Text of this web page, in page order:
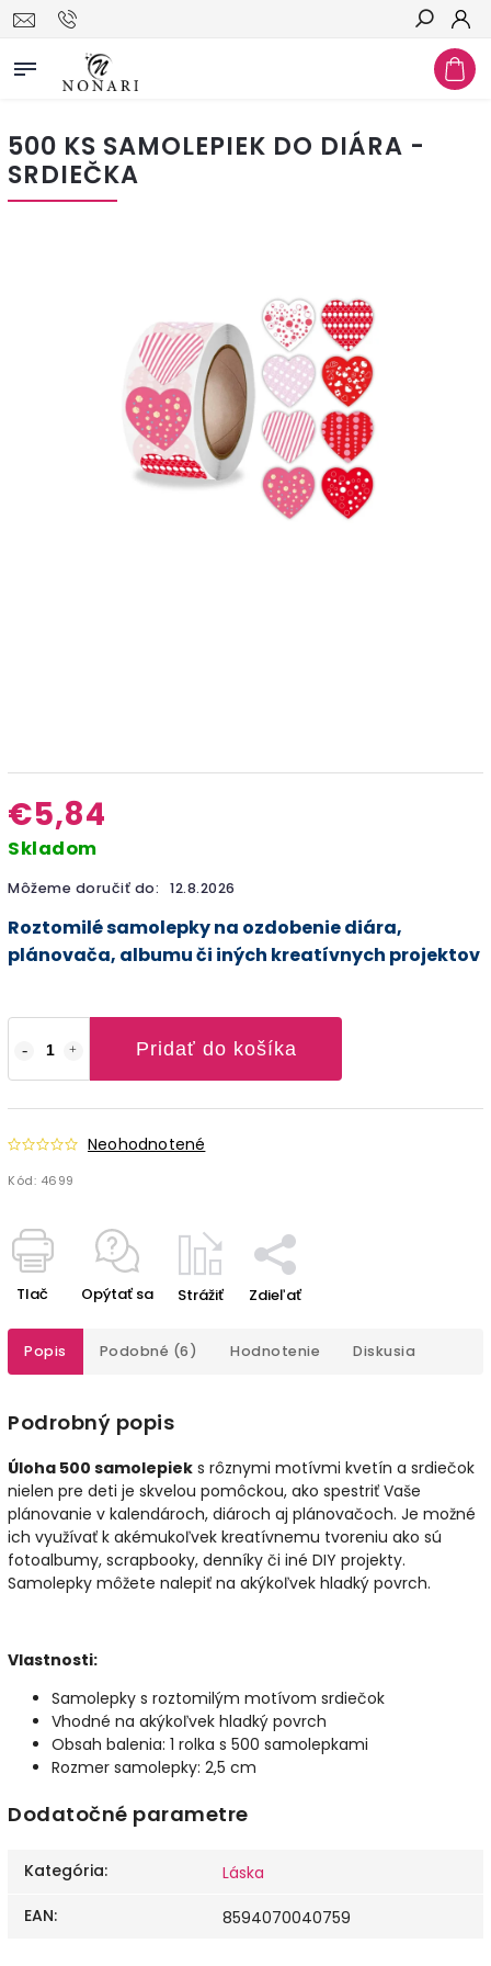
Hľadať
500 KS SAMOLEPIEK DO DIÁRA -
SRDIEČKA
€5,84
Skladom
Môžeme doručiť do: 12.8.2026
Pridať do košíka
Neohodnotené
Kód: 4699
Roztomilé samolepky na ozdobenie diára,
plánovača, albumu či iných kreatívnych projektov
Tlač Opýtať sa Strážiť Zdieľať
Popis Podobné (6) Hodnotenie Diskusia
Podrobný popis
Úloha 500 samolepiek s rôznymi motívmi kvetín a srdiečok
nielen pre deti je skvelou pomôckou, ako spestriť Vaše
plánovanie v kalendároch, diároch aj plánovačoch. Je možné
ich využívať k akémukoľvek kreatívnemu tvoreniu ako sú
fotoalbumy, scrapbooky, denníky či iné DIY projekty.
Samolepky môžete nalepiť na akýkoľvek hladký povrch.
Vlastnosti:
Samolepky s roztomilým motívom srdiečok
Vhodné na akýkoľvek hladký povrch
Obsah balenia: 1 rolka s 500 samolepkami
Rozmer samolepky: 2,5 cm
Dodatočné parametre
Kategória:
Láska
EAN: 8594070040759